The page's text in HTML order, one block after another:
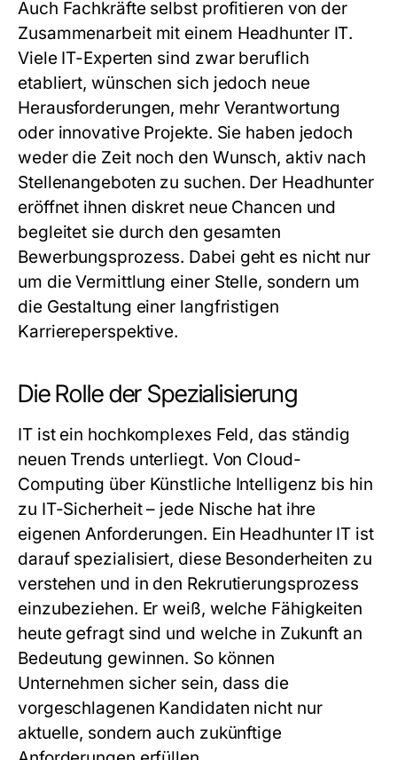
Auch Fachkräfte selbst profitieren von der
Zusammenarbeit mit einem Headhunter IT.
Viele IT-Experten sind zwar beruflich
etabliert, wünschen sich jedoch neue
Herausforderungen, mehr Verantwortung
oder innovative Projekte. Sie haben jedoch
weder die Zeit noch den Wunsch, aktiv nach
Stellenangeboten zu suchen. Der Headhunter
eröffnet ihnen diskret neue Chancen und
begleitet sie durch den gesamten
Bewerbungsprozess. Dabei geht es nicht nur
um die Vermittlung einer Stelle, sondern um
die Gestaltung einer langfristigen
Karriereperspektive.
Die Rolle der Spezialisierung
IT ist ein hochkomplexes Feld, das ständig
neuen Trends unterliegt. Von Cloud-
Computing über Künstliche Intelligenz bis hin
zu IT-Sicherheit – jede Nische hat ihre
eigenen Anforderungen. Ein Headhunter IT ist
darauf spezialisiert, diese Besonderheiten zu
verstehen und in den Rekrutierungsprozess
einzubeziehen. Er weiß, welche Fähigkeiten
heute gefragt sind und welche in Zukunft an
Bedeutung gewinnen. So können
Unternehmen sicher sein, dass die
vorgeschlagenen Kandidaten nicht nur
aktuelle, sondern auch zukünftige